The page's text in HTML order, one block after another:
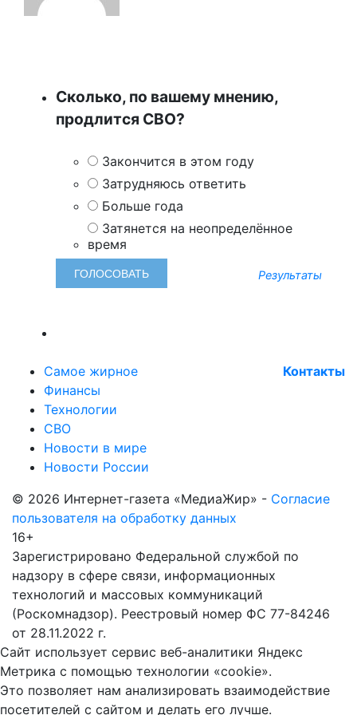
Сколько, по вашему мнению,
продлится СВО?
Закончится в этом году
Затрудняюсь ответить
Больше года
Затянется на неопределённое
время
Результаты
Самое жирное
Финансы
Технологии
СВО
Новости в мире
Новости России
Контакты
© 2026 Интернет-газета «МедиаЖир» - Согласие
пользователя на обработку данных
16+
Зарегистрировано Федеральной службой по
надзору в сфере связи, информационных
технологий и массовых коммуникаций
(Роскомнадзор). Реестровый номер ФС 77-84246
от 28.11.2022 г.
Сайт использует сервис веб-аналитики Яндекс
Метрика с помощью технологии «cookie».
Это позволяет нам анализировать взаимодействие
посетителей с сайтом и делать его лучше.